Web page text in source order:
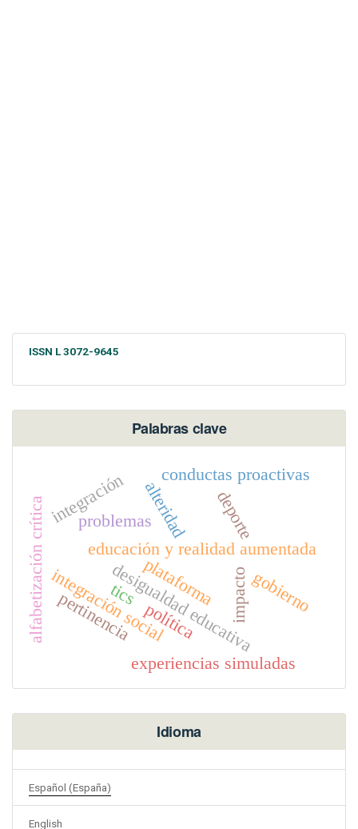
ISSN L 3072-9645
Palabras clave
educación y realidad aumentada
deporte
problemas
impactogobierno
política
integración socialdesigualdad educativa
integración
experiencias simuladas
alfabetización crítica pertinencia
conductas proactivas
alteridad
plataforma
tics
Idioma
Español (España)
English